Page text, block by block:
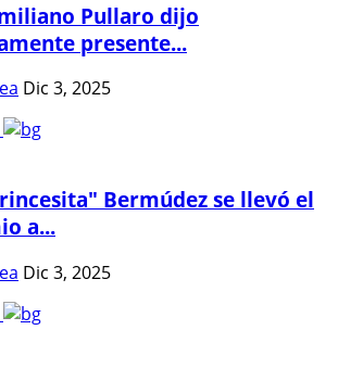
Pullaro dijo
presente...
Dic 3, 2025
Bermúdez se llevó el
a...
Dic 3, 2025